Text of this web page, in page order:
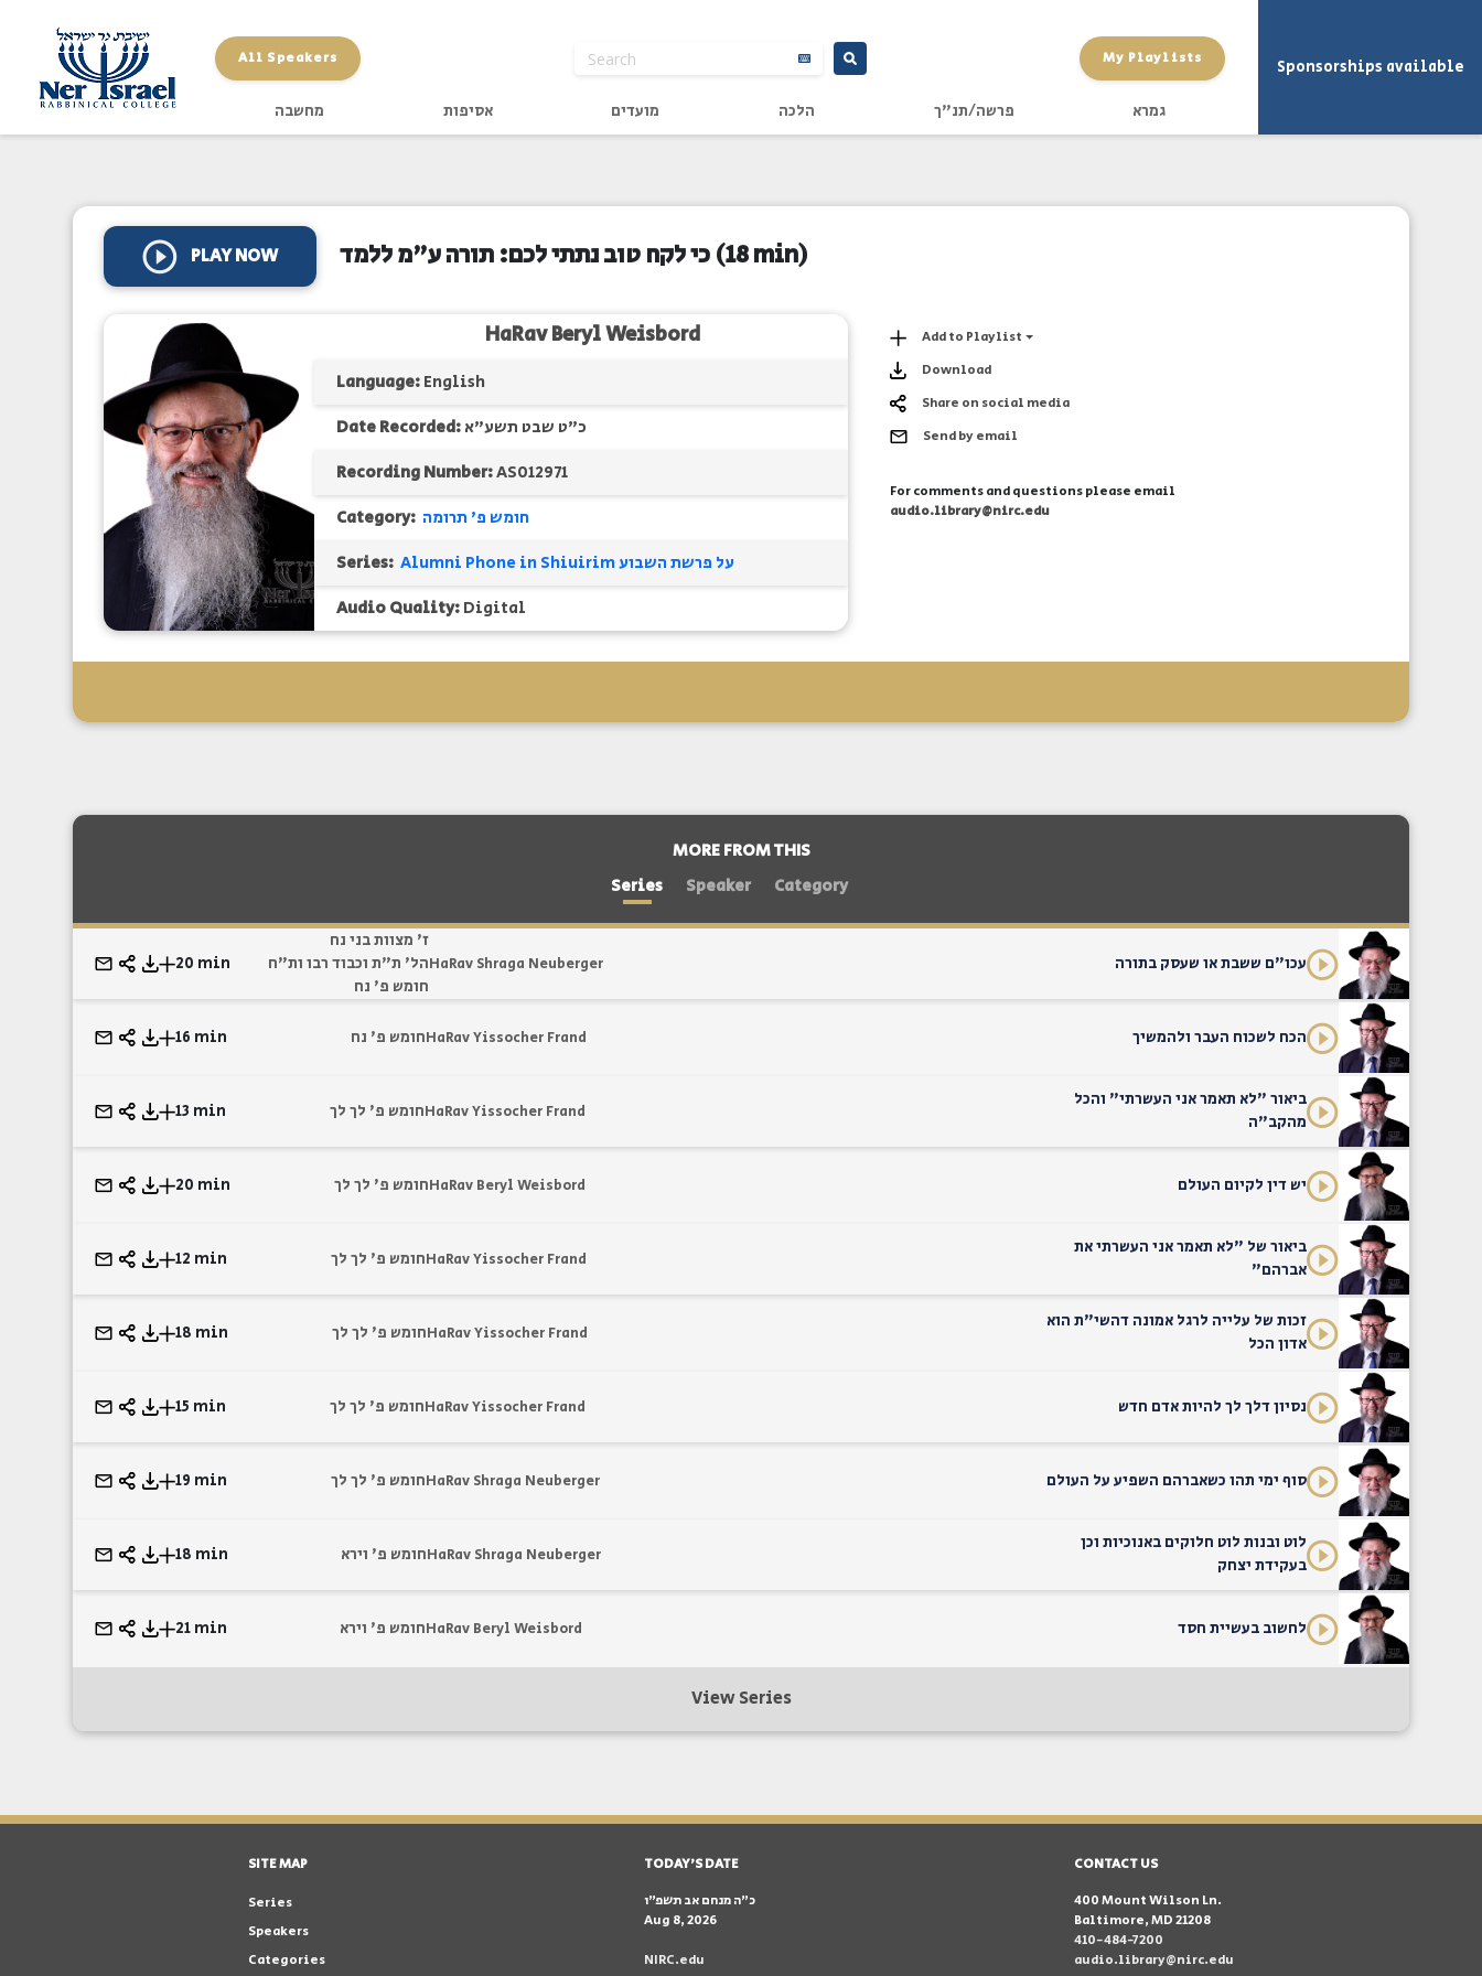
All Speakers My Playlists
גמרא פרשה/תנ"ך הלכה מועדים אסיפות מחשבה
Sponsorships available
PLAY NOW כי לקח טוב נתתי לכם: תורה ע"מ ללמד(18 min)
HaRav Beryl Weisbord
Language:English
Date Recorded:כ"ט שבט תשע"א
Recording Number:AS012971
Category: חומש פ' תרומה
Series:
Alumni Phone in Shiuirim על פרשת השבוע
Audio Quality:Digital
Add to Playlist
Download
Share on social media
Send by email
For comments and questions please email
audio.library@nirc.edu
MORE FROM THIS
Series
Speaker Category
עכו"ם ששבת או שעסק בתורה HaRav Shraga Neuberger
ז' מצוות בני נח
הל' ת"ת וכבוד רבו ות"ח
חומש פ' נח
20 min
הכח לשכוח העבר ולהמשיך HaRav Yissocher Frandחומש פ' נח 16 min
ביאור "לא תאמר אני העשרתי" והכל
מהקב"ה
HaRav Yissocher Frandחומש פ' לך לך 13 min
יש דין לקיום העולם HaRav Beryl Weisbordחומש פ' לך לך 20 min
ביאור של "לא תאמר אני העשרתי את
אברהם"
HaRav Yissocher Frandחומש פ' לך לך 12 min
זכות של עלייה לרגל אמונה דהשי"ת הוא
אדון הכל
HaRav Yissocher Frandחומש פ' לך לך 18 min
נסיון דלך לך להיות אדם חדש HaRav Yissocher Frandחומש פ' לך לך 15 min
סוף ימי תהו כשאברהם השפיע על העולם HaRav Shraga Neubergerחומש פ' לך לך 19 min
לוט ובנות לוט חלוקים באנוכיות וכן
בעקידת יצחק
HaRav Shraga Neubergerחומש פ' וירא 18 min
לחשוב בעשיית חסד HaRav Beryl Weisbordחומש פ' וירא 21 min
View Series
SITE MAP
Series
Speakers
Categories
TODAY'S DATE
כ״ה מנחם אב תשפ״ו
Aug 8, 2026
NIRC.edu
CONTACT US
400 Mount Wilson Ln.
Baltimore, MD 21208
410-484-7200
audio.library@nirc.edu